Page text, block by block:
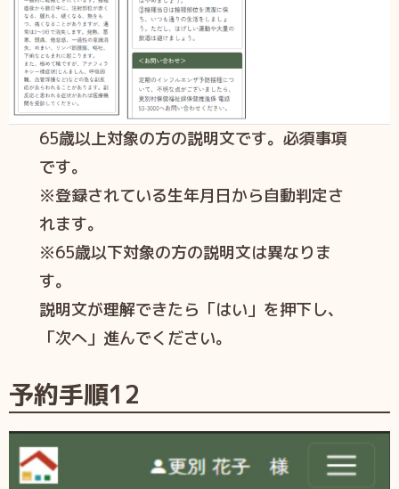
65歳以上対象の方の説明文です。必須事項
です。
※登録されている生年月日から自動判定さ
れます。
※65歳以下対象の方の説明文は異なりま
す。
説明文が理解できたら「はい」を押下し、
「次へ」進んでください。
予約手順12